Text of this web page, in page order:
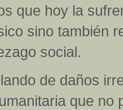
que hoy la
sino también
social.
de daños
que no